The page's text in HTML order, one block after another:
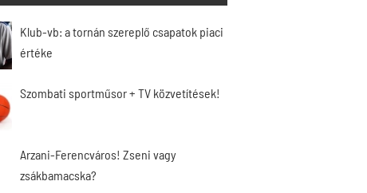
Klub-vb: a tornán szereplő csapatok piaci
értéke
Szombati sportműsor + TV közvetítések!
Arzani-Ferencváros! Zseni vagy
zsákbamacska?